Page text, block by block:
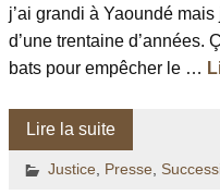
j’ai grandi à Yaoundé
d’une trentaine d’années.
bats pour empêcher le …
Lire la suite
Justice, Presse,